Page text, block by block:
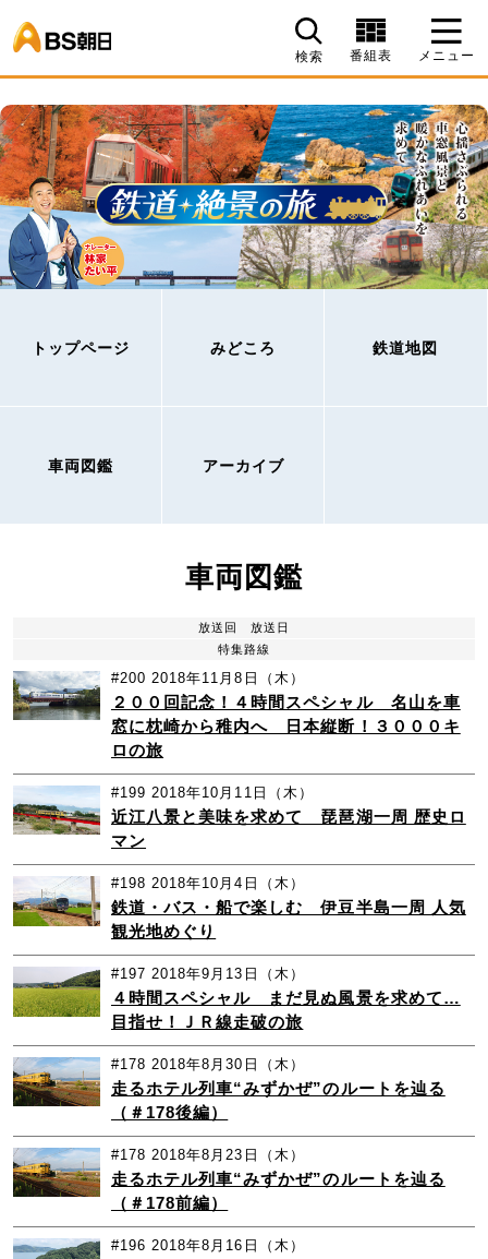
検索 番組表 メニュー
トップページ みどころ 鉄道地図
車両図鑑 アーカイブ
車両図鑑
放送回
放送日
特集路線
#200 2018年11月8日（木）
２００回記念！４時間スペシャル 名山を車
窓に枕崎から稚内へ 日本縦断！３０００キ
ロの旅
#199 2018年10月11日（木）
近江八景と美味を求めて 琵琶湖一周 歴史ロ
マン
#198 2018年10月4日（木）
鉄道・バス・船で楽しむ 伊豆半島一周 人気
観光地めぐり
#197 2018年9月13日（木）
４時間スペシャル まだ見ぬ風景を求めて…
目指せ！ＪＲ線走破の旅
#178 2018年8月30日（木）
走るホテル列車“みずかぜ”のルートを辿る
（＃178後編）
#178 2018年8月23日（木）
走るホテル列車“みずかぜ”のルートを辿る
（＃178前編）
#196 2018年8月16日（木）